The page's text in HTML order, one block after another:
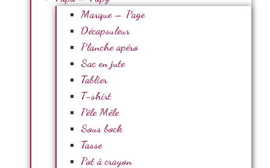
Marque – Page
Décapsuleur
Planche apéro
Sac en jute
Tablier
T-shirt
Pêle Mêle
Sous bock
Tasse
Pot à crayon